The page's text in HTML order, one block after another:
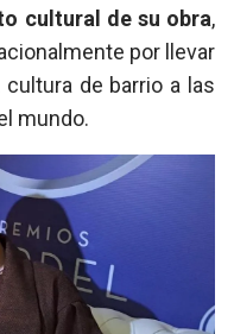
cultural de su obra,
por llevar
de barrio a las
mundo.